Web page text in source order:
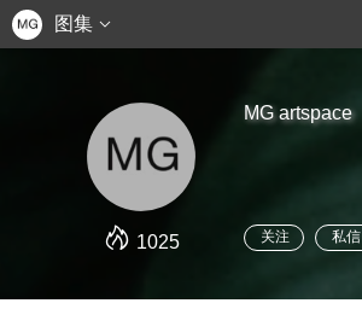
图集
1025
MG artspace
关注 私信